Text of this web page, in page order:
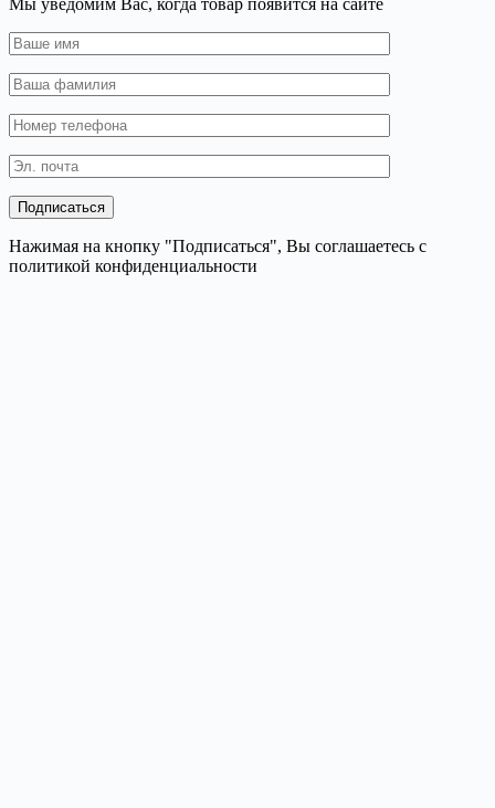
Нажимая на кнопку "Подписаться", Вы соглашаетесь с
политикой конфиденциальности